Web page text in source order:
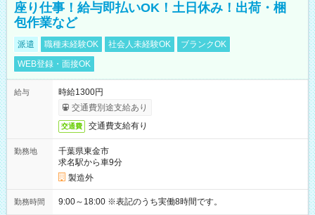
座り仕事！給与即払いOK！土日休み！出荷・梱
包作業など
派遣 職種未経験OK 社会人未経験OK
ブランクOK
WEB登録・面接OK
給与
時給1300円
交通費別途支給あり
交通費 交通費支給有り
勤務地
千葉県東金市
求名駅から車9分
製造外
勤務時間 9:00～18:00 ※表記のうち実働8時間です。